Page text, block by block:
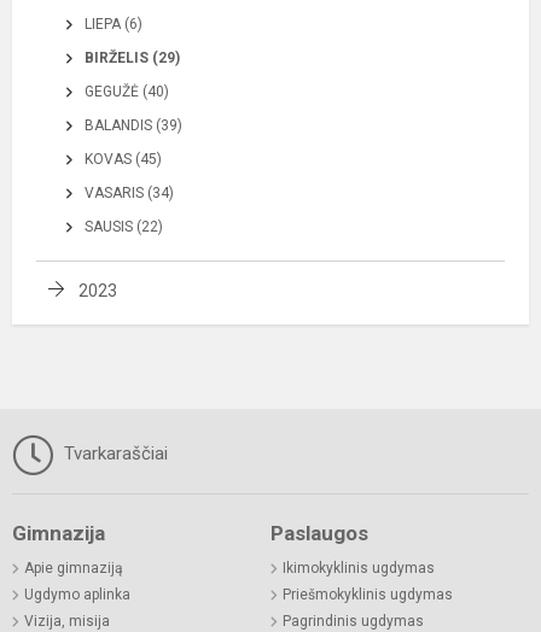
LIEPA (6)
BIRŽELIS (29)
GEGUŽĖ (40)
BALANDIS (39)
KOVAS (45)
VASARIS (34)
SAUSIS (22)
2023
Tvarkaraščiai
Gimnazija
Apie gimnaziją
Ugdymo aplinka
Vizija, misija
Paslaugos
Ikimokyklinis ugdymas
Priešmokyklinis ugdymas
Pagrindinis ugdymas